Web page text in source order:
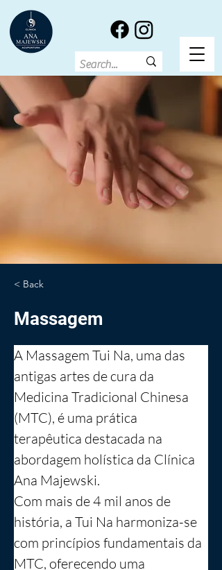
< Back
Massagem
A Massagem Tui Na, uma das
antigas artes de cura da
Medicina Tradicional Chinesa
(MTC), é uma prática
terapêutica destacada na
abordagem holística da Clínica
Ana Majewski.
Com mais de 4 mil anos de
história, a Tui Na harmoniza-se
com princípios fundamentais da
MTC, oferecendo uma